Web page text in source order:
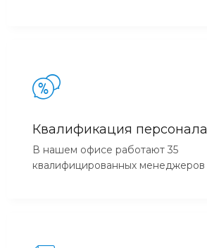
Квалификация персонала
В нашем офисе работают 35
квалифицированных менеджеров